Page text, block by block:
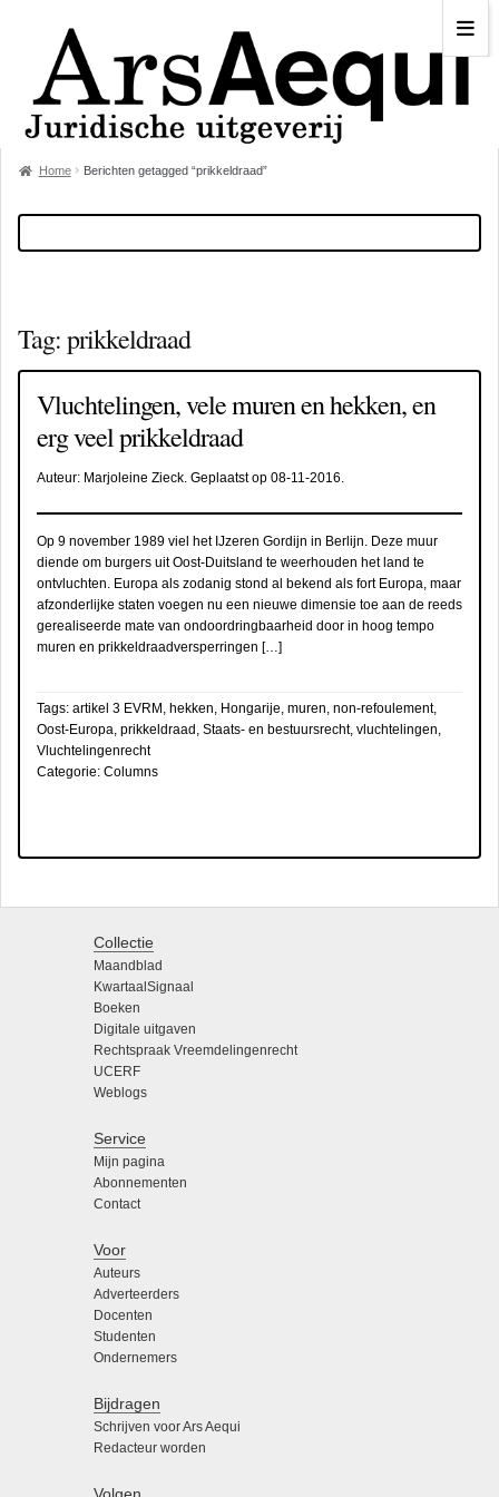
Home Berichten getagged “prikkeldraad”
Tag:prikkeldraad
Vluchtelingen, vele muren en hekken, en
erg veel prikkeldraad
Auteur: Marjoleine Zieck. Geplaatst op 08-11-2016.
Op 9 november 1989 viel het IJzeren Gordijn in Berlijn. Deze muur
diende om burgers uit Oost-Duitsland te weerhouden het land te
ontvluchten. Europa als zodanig stond al bekend als fort Europa, maar
afzonderlijke staten voegen nu een nieuwe dimensie toe aan de reeds
gerealiseerde mate van ondoordringbaarheid door in hoog tempo
muren en prikkeldraadversperringen […]
Tags: artikel 3 EVRM , hekken, Hongarije, muren, non-refoulement,
Oost-Europa, prikkeldraad , Staats- en bestuursrecht, vluchtelingen,
Vluchtelingenrecht
Categorie: Columns
Collectie
Maandblad
KwartaalSignaal
Boeken
Digitale uitgaven
Rechtspraak Vreemdelingenrecht
UCERF
Weblogs
Service
Mijn pagina
Abonnementen
Contact
Voor
Auteurs
Adverteerders
Docenten
Studenten
Ondernemers
Bijdragen
Schrijven voor Ars Aequi
Redacteur worden